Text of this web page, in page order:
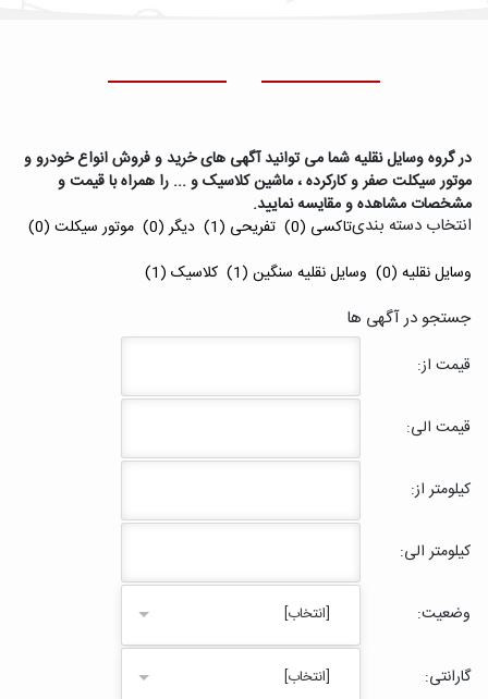
در گروه وسایل نقلیه شما می توانید آگهی های خرید و فروش انواع خودرو و
موتور سیکلت صفر و کارکرده ، ماشین کلاسیک و ... را همراه با قیمت و
مشخصات مشاهده و مقایسه نمایید.
انتخاب دسته بندیتاکسی (0) تفریحی (1) دیگر (0)
موتور سیکلت (0)
وسایل نقلیه (0)
وسایل نقلیه سنگین (1) کلاسیک (1)
جستجو در آگهی ها
قیمت از:
قیمت الی:
کیلومتر از:
کیلومتر الی:
وضعیت: [انتخاب]
گارانتی: [انتخاب]